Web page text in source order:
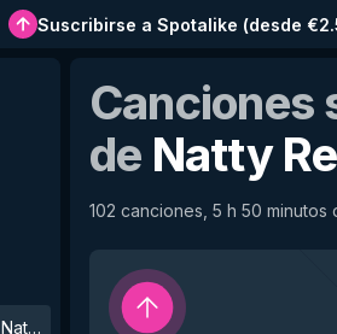
Suscribirse a Spotalike (desde
Natty Reeves
Canciones
de Natty
102 canciones, 5 h 50 minutos